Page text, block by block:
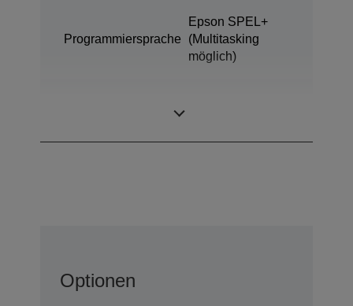
Programmiersprache
Epson SPEL+
(Multitasking
möglich)
Optionen